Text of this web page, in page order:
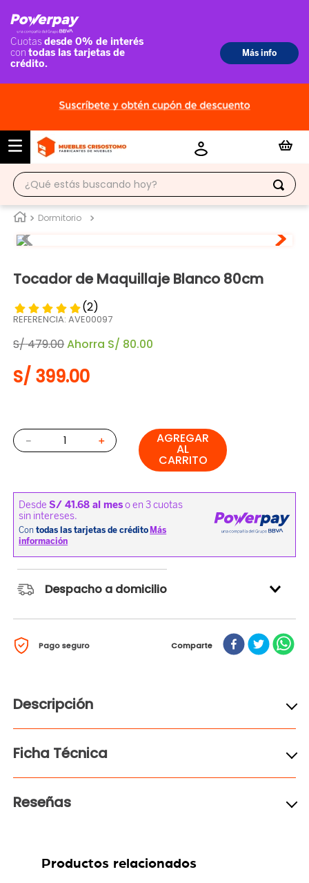
¿Qué estás buscando hoy?
Dormitorio
Tocador de Maquillaje Blanco 80cm
(2)
REFERENCIA:AVE00097
S/479.00Ahorra S/ 80.00
S/ 399.00
＋
－ AGREGAR
AL
CARRITO
Despacho a domicilio
Pago seguro Comparte
Descripción
Ficha Técnica
Reseñas
Productos relacionados
3.